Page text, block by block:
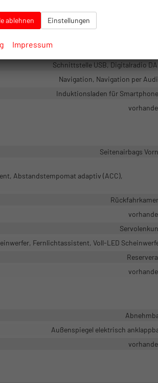
Höhenverstellbarer
Schnittstelle USB, Digitalradio
Navigation, Navigation per
Induktionsladen für
Seitenairbags
Abstandstempomat adaptiv (ACC),
Fernlichtassistent, Voll-LED
Außenspiegel elektrisch
ablehnen Einstellungen
Impressum